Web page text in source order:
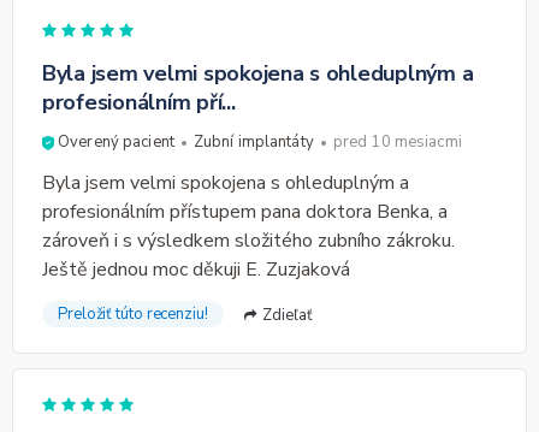
Byla jsem velmi spokojena s ohleduplným a
profesionálním pří...
Overený pacient Zubní implantáty pred 10 mesiacmi
Byla jsem velmi spokojena s ohleduplným a
profesionálním přístupem pana doktora Benka, a
zároveň i s výsledkem složitého zubního zákroku.
Ještě jednou moc děkuji E. Zuzjaková
Preložiť túto recenziu! Zdieľať